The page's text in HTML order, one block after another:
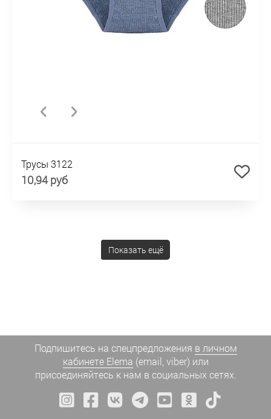
Трусы 3122
10,94 руб
Показать ещё
Подпишитесь на спецпредложения в личном
кабинете Elema (email, viber) или
присоединяйтесь к нам в социальных сетях.